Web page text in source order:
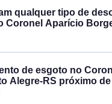
qualquer tipo de
Coronel Aparício
de esgoto no
Alegre‑RS próximo